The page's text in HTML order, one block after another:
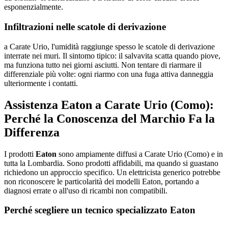
esponenzialmente.
Infiltrazioni nelle scatole di derivazione
a Carate Urio, l'umidità raggiunge spesso le scatole di derivazione
interrate nei muri. Il sintomo tipico: il salvavita scatta quando piove,
ma funziona tutto nei giorni asciutti. Non tentare di riarmare il
differenziale più volte: ogni riarmo con una fuga attiva danneggia
ulteriormente i contatti.
Assistenza Eaton a Carate Urio (Como):
Perché la Conoscenza del Marchio Fa la
Differenza
I prodotti Eaton sono ampiamente diffusi a Carate Urio (Como) e in
tutta la Lombardia. Sono prodotti affidabili, ma quando si guastano
richiedono un approccio specifico. Un elettricista generico potrebbe
non riconoscere le particolarità dei modelli Eaton, portando a
diagnosi errate o all'uso di ricambi non compatibili.
Perché scegliere un tecnico specializzato Eaton